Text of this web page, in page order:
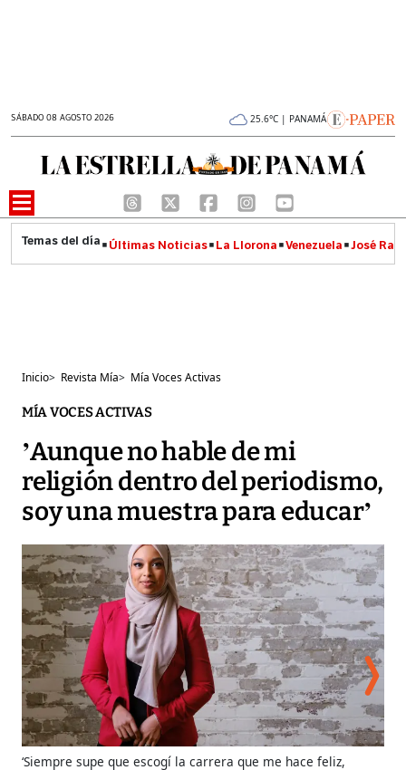
SÁBADO 08 AGOSTO 2026 25.6°C | PANAMÁ
Últimas Noticias La Llorona Venezuela José
Inicio> Revista Mía> Mía Voces Activas
MÍA VOCES ACTIVAS
’Aunque no hable de mi
religión dentro del periodismo,
soy una muestra para educar’
‘Siempre supe que escogí la carrera que me hace feliz,